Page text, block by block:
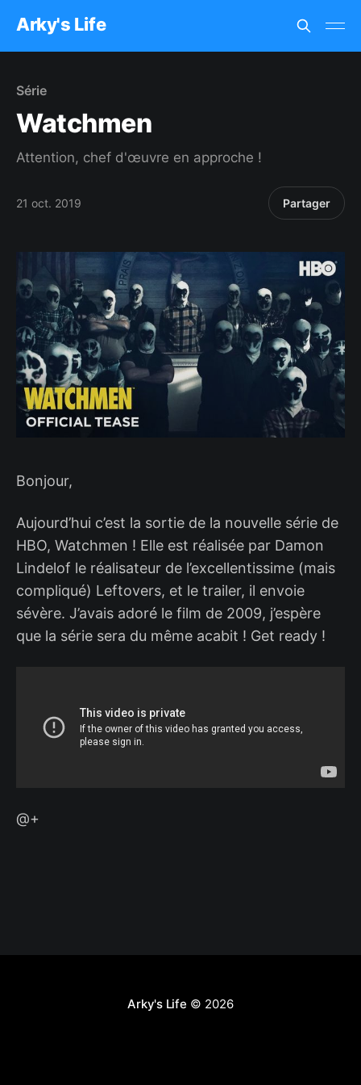
Arky's Life
Série
Watchmen
Attention, chef d'œuvre en approche !
21 oct. 2019 Partager
Bonjour,
Aujourd’hui c’est la sortie de la nouvelle série de
HBO, Watchmen ! Elle est réalisée par Damon
Lindelof le réalisateur de l’excellentissime (mais
compliqué) Leftovers, et le trailer, il envoie
sévère. J’avais adoré le film de 2009, j’espère
que la série sera du même acabit ! Get ready !
@+
Arky's Life © 2026